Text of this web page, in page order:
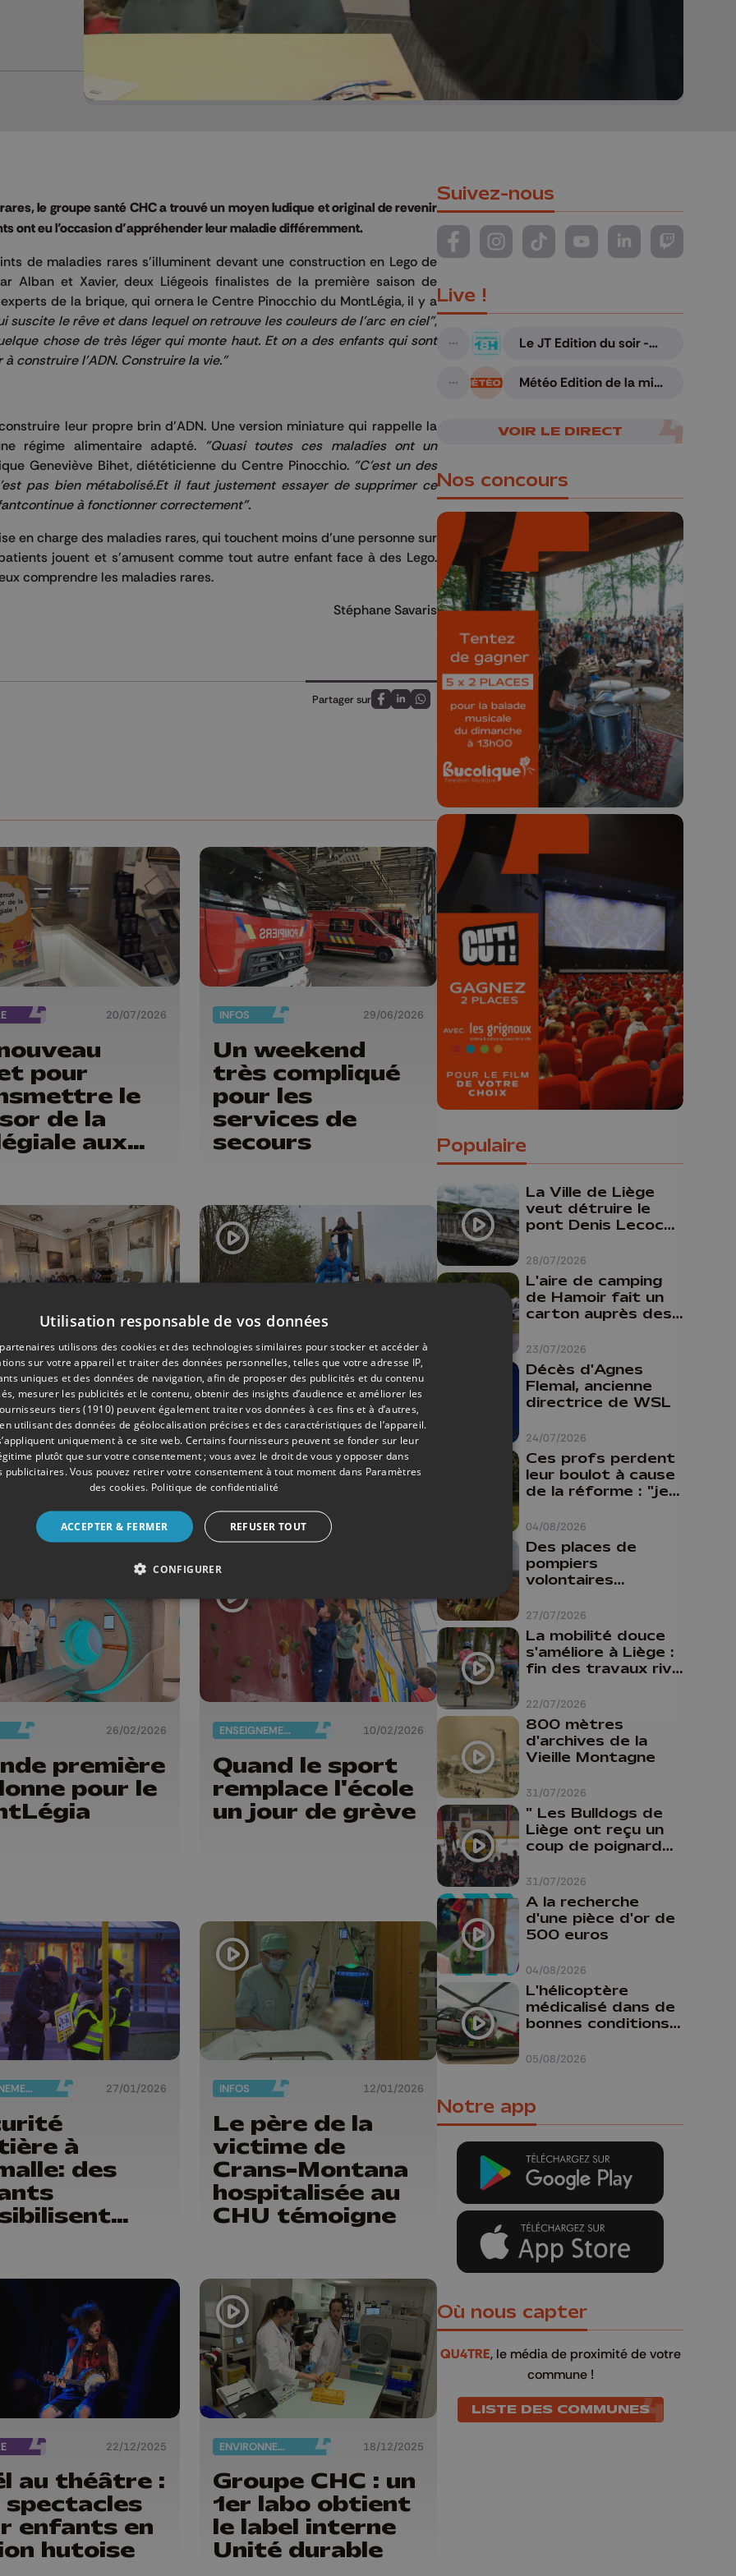
le groupe santé CHC a trouvé un moyen ludique et original de revenir
ont eu l’occasion d’appréhender leur maladie différemment.
de maladies rares s’illuminent devant une construction en Lego de
Alban et Xavier, deux Liégeois finalistes de la première saison de
de la brique, qui ornera le Centre Pinocchio du MontLégia, il y a
suscite le rêve et dans lequel on retrouve les couleurs de l'arc en ciel",
chose de très léger qui monte haut. Et on a des enfants qui sont
à construire l'ADN. Construire la vie."
leur propre brin d’ADN. Une version miniature qui rappelle la
régime alimentaire adapté. "Quasi toutes ces maladies ont un
Geneviève Bihet, diététicienne du Centre Pinocchio. "C'est un des
pas bien métabolisé.Et il faut justement essayer de supprimer ce
à fonctionner correctement".
en charge des maladies rares, qui touchent moins d’une personne sur
jouent et s’amusent comme tout autre enfant face à des Lego.
comprendre les maladies rares.
Stéphane Savaris
Partager sur
Partagez sur FaceBook
Partagez sur LinkedIn
Partagez sur Whatsapp
20/07/2026
pour
le
de la
aux
INFOS 29/06/2026
Un weekend
très compliqué
pour les
services de
secours
03/04/2026
: les
ont des
pour la
INFOS 27/03/2026
Première plaine
de jeux à
Wasseiges
26/02/2026
première
pour le
ENSEIGNEMENT 10/02/2026
Quand le sport
remplace l'école
un jour de grève
ENSEIGNEMENT 27/01/2026
à
des
INFOS 12/01/2026
Le père de la
victime de
Crans-Montana
hospitalisée au
CHU témoigne
22/12/2025
au théâtre :
spectacles
enfants en
hutoise
ENVIRONNEMENT 18/12/2025
Groupe CHC : un
1er labo obtient
le label interne
Unité durable
Suivez-nous
Suivez-nous sur FaceBook
Suivez-nous sur Instagram
Suivez-nous sur TikTok
Suivez-nous sur YouTube
Suivez-nous sur
Suivez-
Live !
A suivre
Le JT Edition du soir -
A suivre
Météo Edition de la mi-
VOIR LE DIRECT
Nos concours
🎁 Gagnez 5x2
places pour le
Bucolique Ferrières
Festival 🌿🎶
Concours valable jusqu'au 9 août,
23h59.
🎬 Concours CUT x
Les Grignoux ✨
Concours permanent - 2 places à
gagner chaque semaine !
Populaire
28/07/2026
La Ville de Liège
veut détruire le
pont Denis Lecocq
budget pour le
faire
23/07/2026
L'aire de camping
de Hamoir fait un
carton auprès des
24/07/2026
Décès d'Agnes
Flemal, ancienne
directrice de WSL
04/08/2026
Ces profs perdent
leur boulot à cause
de la réforme : "je
comme prof que
comme
pharmacienne"
27/07/2026
Des places de
pompiers
volontaires
province de Liège :
"Un citoyen qui
n'est formé ne
peut pas nous
aider"
22/07/2026
La mobilité douce
s'améliore à Liège :
fin des travaux rive
cyclo-piétonnes
Avroy et
Guillemins...
31/07/2026
800 mètres
d'archives de la
Vieille Montagne
31/07/2026
" Les Bulldogs de
Liège ont reçu un
coup de poignard
04/08/2026
A la recherche
d'une pièce d'or de
500 euros
05/08/2026
L'hélicoptère
médicalisé dans de
bonnes conditions à
Notre app
Où nous capter
QU4TRE, le média de proximité de votre
commune !
LISTE DES COMMUNES
Utilisation responsable de vos données
utilisons des cookies et des technologies similaires pour stocker et accéder à
sur votre appareil et traiter des données personnelles, telles que votre adresse IP,
uniques et des données de navigation, afin de proposer des publicités et du contenu
mesurer les publicités et le contenu, obtenir des insights d’audience et améliorer les
tiers (1910) peuvent également traiter vos données à ces fins et à d’autres,
utilisant des données de géolocalisation précises et des caractéristiques de l’appareil.
uniquement à ce site web. Certains fournisseurs peuvent se fonder sur leur
plutôt que sur votre consentement ; vous avez le droit de vous y opposer dans
publicitaires. Vous pouvez retirer votre consentement à tout moment dans Paramètres
des cookies. Politique de confidentialité
ACCEPTER & FERMER REFUSER TOUT
CONFIGURER